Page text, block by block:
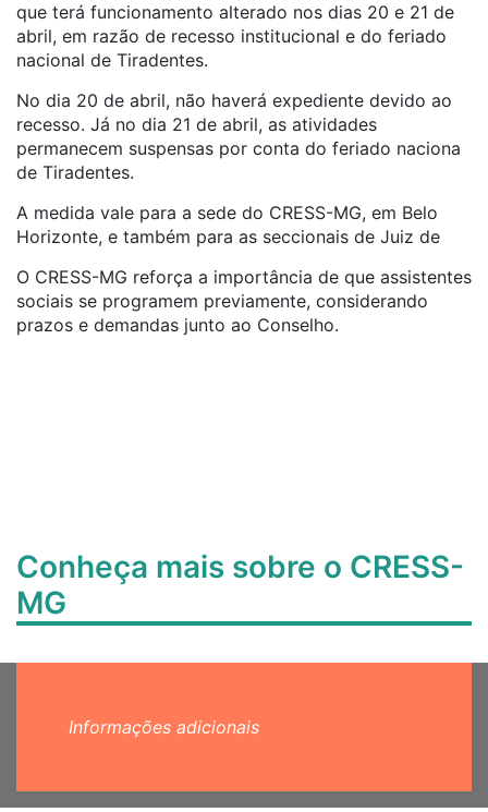
que terá funcionamento alterado nos dias 20 e 21 de
abril, em razão de recesso institucional e do feriado
nacional de Tiradentes.
No dia 20 de abril, não haverá expediente devido ao
recesso. Já no dia 21 de abril, as atividades
permanecem suspensas por conta do feriado naciona
de Tiradentes.
A medida vale para a sede do CRESS-MG, em Belo
Horizonte, e também para as seccionais de Juiz de
O CRESS-MG reforça a importância de que assistentes
sociais se programem previamente, considerando
prazos e demandas junto ao Conselho.
Conheça mais sobre o CRESS-
MG
Informações adicionais